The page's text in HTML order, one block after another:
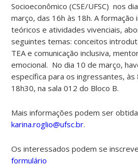
Socioeconômico (CSE/UFSC) nos
março, das 16h às 18h. A formação
teóricos e atividades vivenciais,
seguintes temas: conceitos
TEA e comunicação inclusiva,
emocional. No dia 10 de março,
específica para os ingressantes, às
18h30, na sala 012 do Bloco B.
Mais informações podem ser
karina.roglio@ufsc.br.
Os interessados podem se
formulário